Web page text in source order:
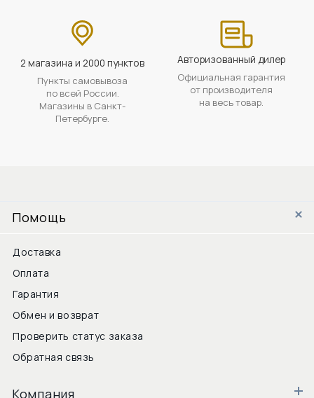
2 магазина и 2000 пунктов
Пункты самовывоза
по всей России.
Магазины в Санкт-
Петербурге.
Авторизованный дилер
Официальная гарантия
от производителя
на весь товар.
Помощь
Доставка
Оплата
Гарантия
Обмен и возврат
Проверить статус заказа
Обратная связь
Компания